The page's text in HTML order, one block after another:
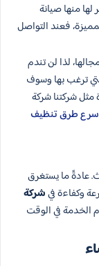
منها صيانة
فعند التواصل
لذا لن تندم
ترغب بها وسوف
شركتنا شركة
طرق تنظيف
عادةً ما يستغرق
شركة
الخدمة في الوقت